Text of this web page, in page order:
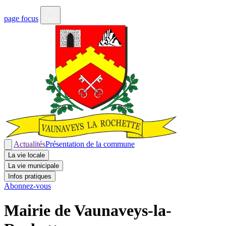
page focus
ActualitésPrésentation de la commune
La vie locale
La vie municipale
Infos pratiques
Abonnez-vous
Mairie de Vaunaveys-la-